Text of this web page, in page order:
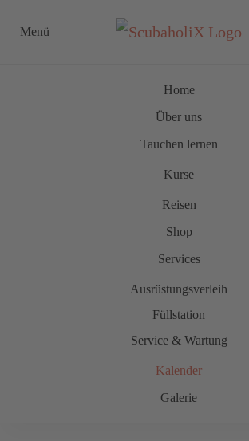
Menü
Home
Über uns
Tauchen lernen
Kurse
Reisen
Shop
Services
Ausrüstungsverleih
Füllstation
Service & Wartung
Kalender
Galerie